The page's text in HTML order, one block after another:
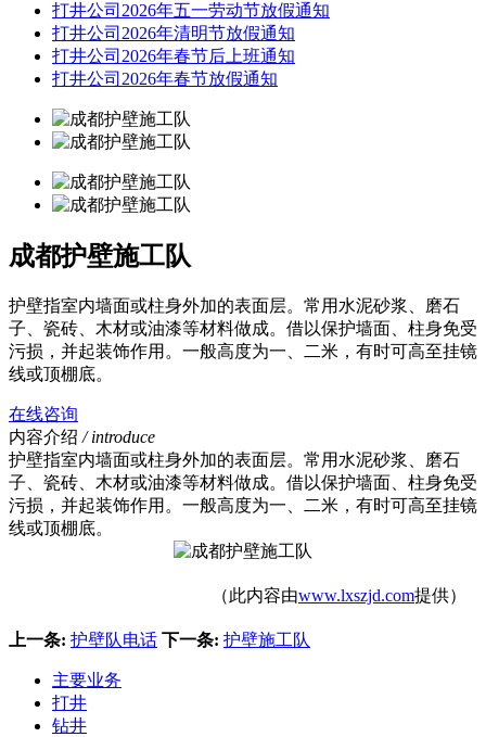
打井公司2026年五一劳动节放假通知
打井公司2026年清明节放假通知
打井公司2026年春节后上班通知
打井公司2026年春节放假通知
成都护壁施工队
护壁指室内墙面或柱身外加的表面层。常用水泥砂浆、磨石
子、瓷砖、木材或油漆等材料做成。借以保护墙面、柱身免受
污损，并起装饰作用。一般高度为一、二米，有时可高至挂镜
线或顶棚底。
在线咨询
内容介绍 / introduce
护壁指室内墙面或柱身外加的表面层。常用水泥砂浆、磨石
子、瓷砖、木材或油漆等材料做成。借以保护墙面、柱身免受
污损，并起装饰作用。一般高度为一、二米，有时可高至挂镜
线或顶棚底。
（此内容由www.lxszjd.com提供）
上一条: 护壁队电话 下一条: 护壁施工队
主要业务
打井
钻井